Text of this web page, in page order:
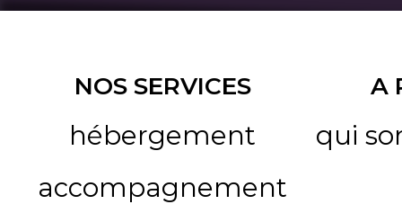
NOS SERVICES
hébergement
accompagnement
A
qui